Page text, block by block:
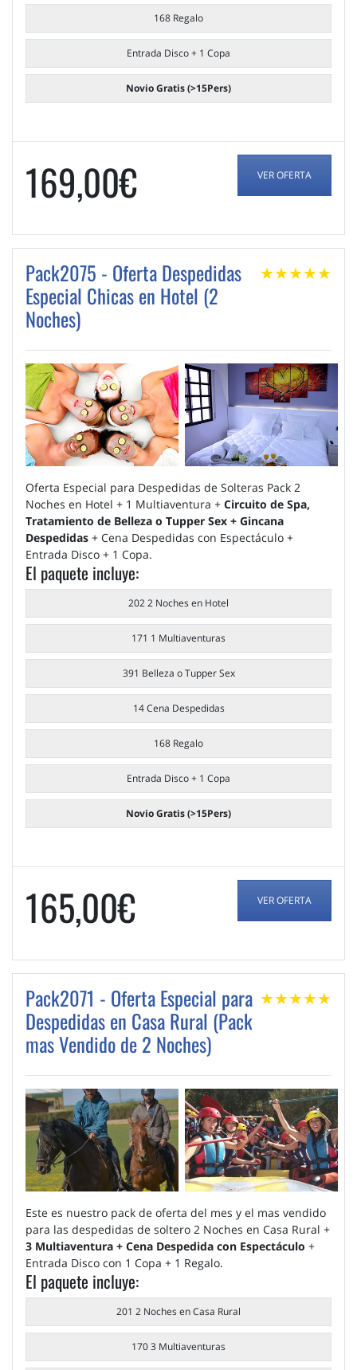
168 Regalo
Entrada Disco + 1 Copa
Novio Gratis (>15Pers)
169,00€ VER OFERTA
Pack2075 - Oferta Despedidas
Especial Chicas en Hotel (2
Noches)
★★★★★
Oferta Especial para Despedidas de Solteras Pack 2
Noches en Hotel + 1 Multiaventura + Circuito de Spa,
Tratamiento de Belleza o Tupper Sex + Gincana
Despedidas + Cena Despedidas con Espectáculo +
Entrada Disco + 1 Copa.
El paquete incluye:
202 2 Noches en Hotel
171 1 Multiaventuras
391 Belleza o Tupper Sex
14 Cena Despedidas
168 Regalo
Entrada Disco + 1 Copa
Novio Gratis (>15Pers)
165,00€ VER OFERTA
Pack2071 - Oferta Especial para
Despedidas en Casa Rural (Pack
mas Vendido de 2 Noches)
★★★★★
Este es nuestro pack de oferta del mes y el mas vendido
para las despedidas de soltero 2 Noches en Casa Rural +
3 Multiaventura + Cena Despedida con Espectáculo +
Entrada Disco con 1 Copa + 1 Regalo.
El paquete incluye:
201 2 Noches en Casa Rural
170 3 Multiaventuras